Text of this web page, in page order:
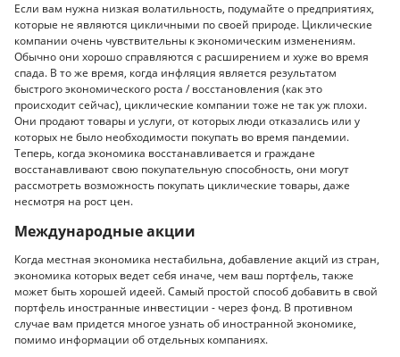
Если вам нужна низкая волатильность, подумайте о предприятиях,
которые не являются цикличными по своей природе. Циклические
компании очень чувствительны к экономическим изменениям.
Обычно они хорошо справляются с расширением и хуже во время
спада. В то же время, когда инфляция является результатом
быстрого экономического роста / восстановления (как это
происходит сейчас), циклические компании тоже не так уж плохи.
Они продают товары и услуги, от которых люди отказались или у
которых не было необходимости покупать во время пандемии.
Теперь, когда экономика восстанавливается и граждане
восстанавливают свою покупательную способность, они могут
рассмотреть возможность покупать циклические товары, даже
несмотря на рост цен.
Международные акции
Когда местная экономика нестабильна, добавление акций из стран,
экономика которых ведет себя иначе, чем ваш портфель, также
может быть хорошей идеей. Самый простой способ добавить в свой
портфель иностранные инвестиции - через фонд. В противном
случае вам придется многое узнать об иностранной экономике,
помимо информации об отдельных компаниях.